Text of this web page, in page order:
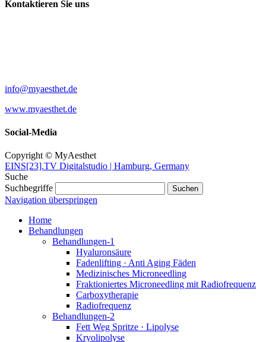
Kontaktieren Sie uns
info@myaesthet.de
www.myaesthet.de
Social-Media
Copyright © MyAesthet
EINS[23].TV Digitalstudio | Hamburg, Germany
Suche
Suchbegriffe
Navigation überspringen
Home
Behandlungen
Behandlungen-1
Hyaluronsäure
Fadenlifting · Anti Aging Fäden
Medizinisches Microneedling
Fraktioniertes Microneedling mit Radiofrequenz
Carboxytherapie
Radiofrequenz
Behandlungen-2
Fett Weg Spritze · Lipolyse
Kryolipolyse